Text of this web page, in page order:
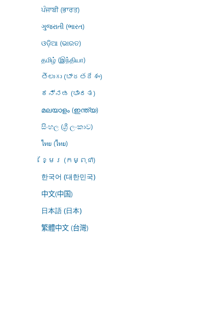
ਪੰਜਾਬੀ (ਭਾਰਤ)
ગુજરાતી (ભારત)
ଓଡ଼ିଆ (ଭାରତ)
தமிழ் (இந்தியா)
తెలుగు (భారతదేశం)
ಕನ್ನಡ (ಭಾರತ)
മലയാളം (ഇന്ത്യ)
සිංහල (ශ්‍රී ලංකාව)
ไทย (ไทย)
ខ្មែរ (កម្ពុជា)
한국어 (대한민국)
中文(中国)
日本語 (日本)
繁體中文 (台灣)